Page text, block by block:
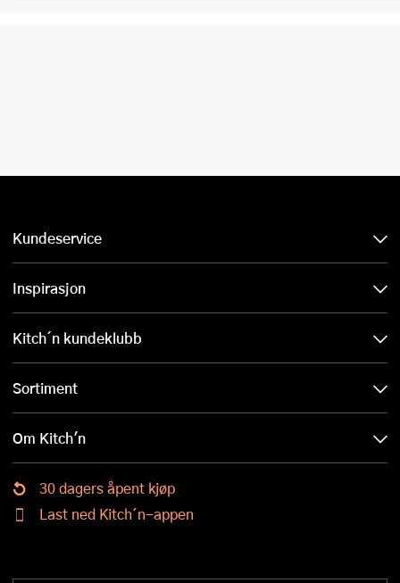
Kundeservice
Inspirasjon
Kitch´n kundeklubb
Sortiment
Om Kitch'n
30 dagers åpent kjøp
Last ned Kitch´n-appen